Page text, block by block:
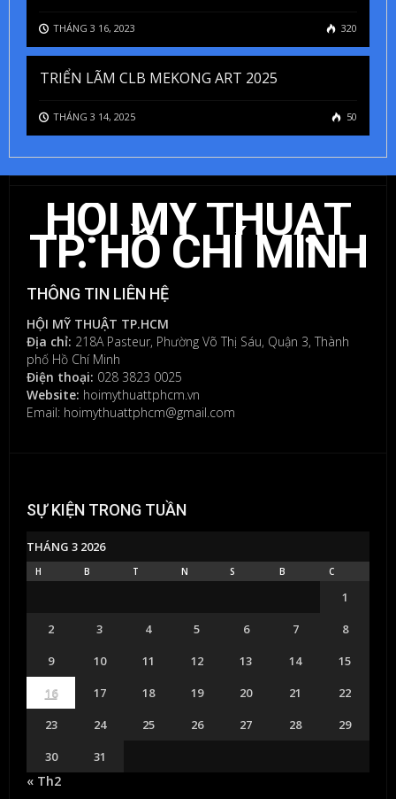
THÁNG 3 16, 2023 320
TRIỂN LÃM CLB MEKONG ART 2025
THÁNG 3 14, 2025 50
HỘI MỸ THUẬT
TP. HỒ CHÍ MINH
THÔNG TIN LIÊN HỆ
HỘI MỸ THUẬT TP.HCM
Địa chỉ: 218A Pasteur, Phường Võ Thị Sáu, Quận 3, Thành
phố Hồ Chí Minh
Điện thoại: 028 3823 0025
Website: hoimythuattphcm.vn
Email: hoimythuattphcm@gmail.com
SỰ KIỆN TRONG TUẦN
THÁNG 3 2026
H B T N S B C
1
2
3 4 5 6 7
8
9
10 11 12 13 14
15
16
17 18 19 20 21
22
23
24 25 26 27 28
29
30
31
« Th2